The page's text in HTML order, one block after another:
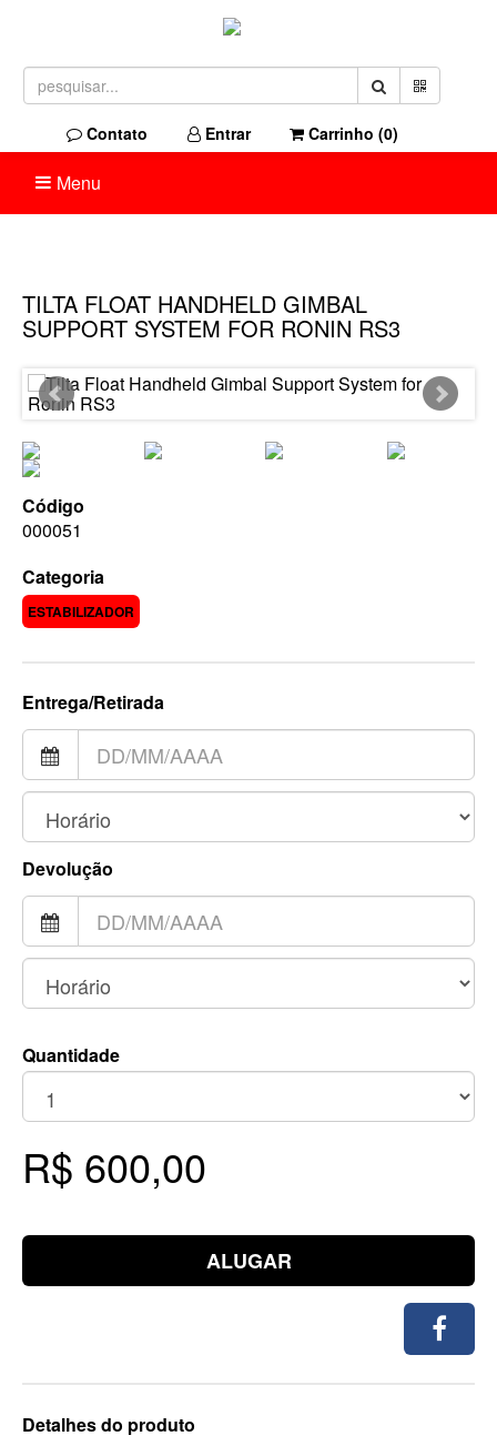
Contato Entrar Carrinho (0)
Menu
TILTA FLOAT HANDHELD GIMBAL
SUPPORT SYSTEM FOR RONIN RS3
Código
000051
Categoria
ESTABILIZADOR
Entrega/Retirada
Devolução
Quantidade
R$ 600,00
ALUGAR
Detalhes do produto